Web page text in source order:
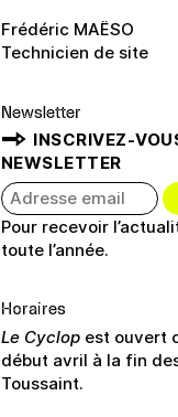
Frédéric MAËSO
Technicien de site
Newsletter
INSCRIVEZ-
NEWSLETTER
Pour recevoir
toute l’année.
Horaires
Le Cyclopest ouvert
début avril à la fin
Toussaint.